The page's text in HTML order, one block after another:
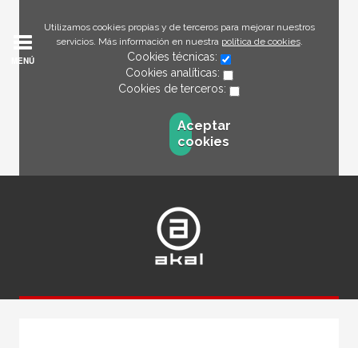
Utilizamos cookies propias y de terceros para mejorar nuestros
servicios. Más información en nuestra política de cookies.
Cookies técnicas:
Cookies analíticas:
Cookies de terceros:
Aceptar
cookies
MENÚ